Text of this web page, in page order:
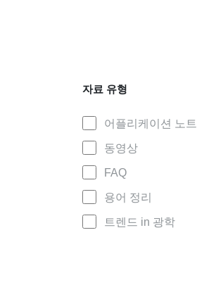
자료 유형
어플리케이션 노트
동영상
FAQ
용어 정리
트렌드 in 광학